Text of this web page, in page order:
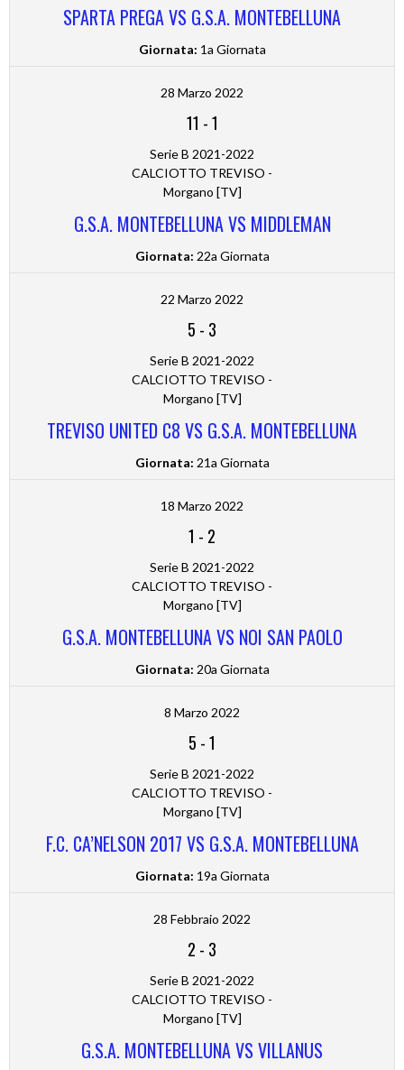
SPARTA PREGA VS G.S.A. MONTEBELLUNA
Giornata: 1a Giornata
28 Marzo 2022
11 -1
Serie B 2021-2022
CALCIOTTO TREVISO -
Morgano [TV]
G.S.A. MONTEBELLUNA VS MIDDLEMAN
Giornata: 22a Giornata
22 Marzo 2022
5 - 3
Serie B 2021-2022
CALCIOTTO TREVISO -
Morgano [TV]
TREVISO UNITED C8 VS G.S.A. MONTEBELLUNA
Giornata: 21a Giornata
18 Marzo 2022
1 - 2
Serie B 2021-2022
CALCIOTTO TREVISO -
Morgano [TV]
G.S.A. MONTEBELLUNA VS NOI SAN PAOLO
Giornata: 20a Giornata
8 Marzo 2022
5 -1
Serie B 2021-2022
CALCIOTTO TREVISO -
Morgano [TV]
F.C. CA’NELSON 2017 VS G.S.A. MONTEBELLUNA
Giornata: 19a Giornata
28 Febbraio 2022
2 - 3
Serie B 2021-2022
CALCIOTTO TREVISO -
Morgano [TV]
G.S.A. MONTEBELLUNA VS VILLANUS